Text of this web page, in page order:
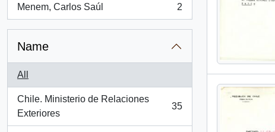
Menem, Carlos Saúl
, 2 results
2
Name
All
Chile. Ministerio de Relaciones
Exteriores
, 35 results
35